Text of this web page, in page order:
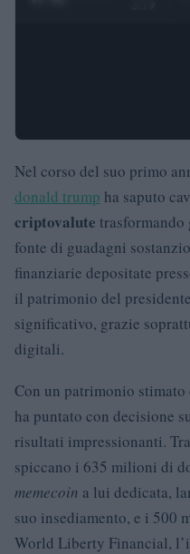
Nel corso del suo primo
donald trump ha saputo
criptovalute
fonte di guadagni
finanziarie depositate
il patrimonio del
significativo, grazie
digitali.
Con un patrimonio
ha puntato con decisione
risultati impressionanti.
spiccano i 635 milioni di
memecoin a lui dedicata,
suo insediamento, e i
World Liberty Financial,